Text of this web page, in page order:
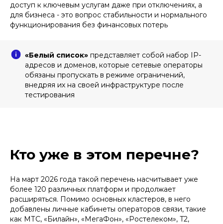
доступ к ключевым услугам даже при отключениях, а
для бизнеса - это вопрос стабильности и нормального
функционирования без финансовых потерь
«Белый список» представляет собой набор IP-
адресов и доменов, которые сетевые операторы
обязаны пропускать в режиме ограничений,
внедряя их на своей инфраструктуре после
тестирования
Кто уже в этом перечне?
На март 2026 года такой перечень насчитывает уже
более 120 различных платформ и продолжает
расширяться. Помимо основных кластеров, в него
добавлены личные кабинеты операторов связи, такие
как МТС, «Билайн», «МегаФон», «Ростелеком», T2,